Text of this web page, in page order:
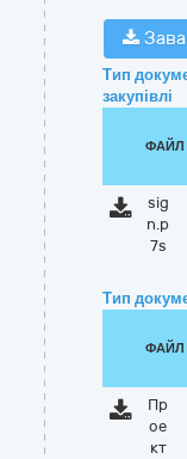
Тип
закупівлі
ФАЙЛ
sig
n.p
7s
Тип
ФАЙЛ
Пр
ое
кт